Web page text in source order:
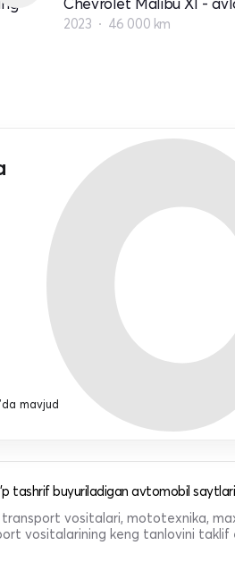
2023 46 000 km
mavjud
tashrif buyuriladigan avtomobil
vositalari, mototexnika,
vositalarining keng tanlovini taklif